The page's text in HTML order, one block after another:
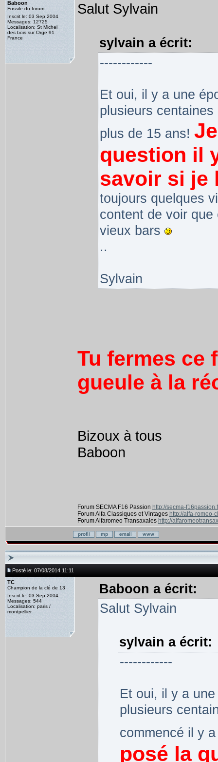
Baboon
Fossile du forum
Inscrit le: 03 Sep 2004
Messages: 12725
Localisation: St Michel
des bois sur Orge 91
France
Salut Sylvain
sylvain a écrit:
------------
Et oui, il y a une
plusieurs
plus de 15 ans!
question il
savoir si je
toujours quelques
content de voir
vieux bars
..
Sylvain
Tu fermes ce
gueule à la
Bizoux à tous
Baboon
Forum SECMA F16 Passion http://secma-
Forum Alfa Classiques et Vintages http://alfa-romeo-
Forum Alfaromeo Transaxales http://
Posté le: 07/08/2014 11:11
TC
Champion de la clé de 13
Inscrit le: 03 Sep 2004
Messages: 544
Localisation: paris /
montpellier
Baboon a écrit:
Salut Sylvain
sylvain a écrit:
------------
Et oui, il y a
plusieurs
commencé il y
posé la